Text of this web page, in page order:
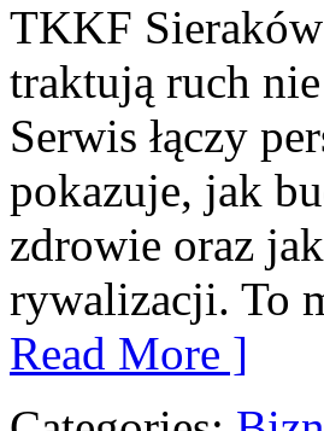
TKKF
traktują ruch
Serwis łączy
pokazuje, jak
zdrowie oraz
rywalizacji. To
Read More ]